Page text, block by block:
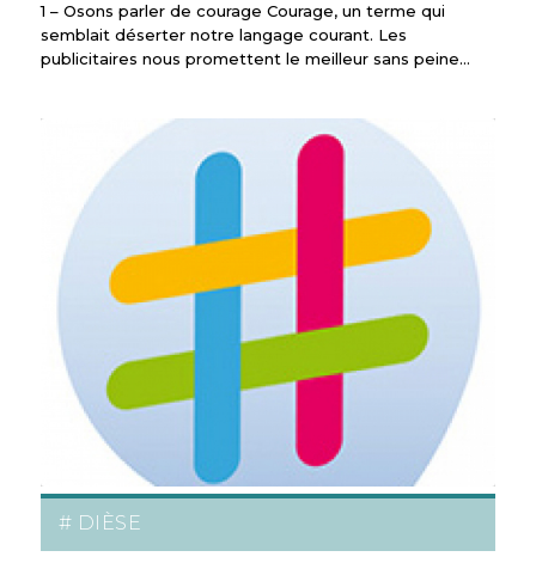
1 – Osons parler de courage Courage, un terme qui
semblait déserter notre langage courant. Les
publicitaires nous promettent le meilleur sans peine…
# DIÈSE